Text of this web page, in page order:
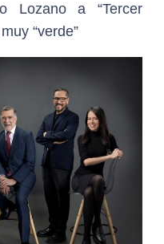
Lozano a “Tercer
“verde”